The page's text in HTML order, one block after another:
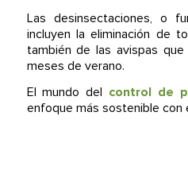
Las desinsectaciones, o
incluyen la eliminación de
también de las avispas
meses de verano.
El mundo del control de
enfoque más sostenible con